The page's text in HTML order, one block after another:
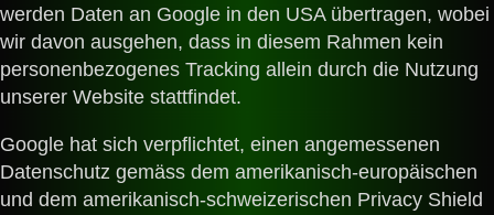
werden Daten an Google in den USA übertragen, wobei
wir davon ausgehen, dass in diesem Rahmen kein
personenbezogenes Tracking allein durch die Nutzung
unserer Website stattfindet.
Google hat sich verpflichtet, einen angemessenen
Datenschutz gemäss dem amerikanisch-europäischen
und dem amerikanisch-schweizerischen Privacy Shield